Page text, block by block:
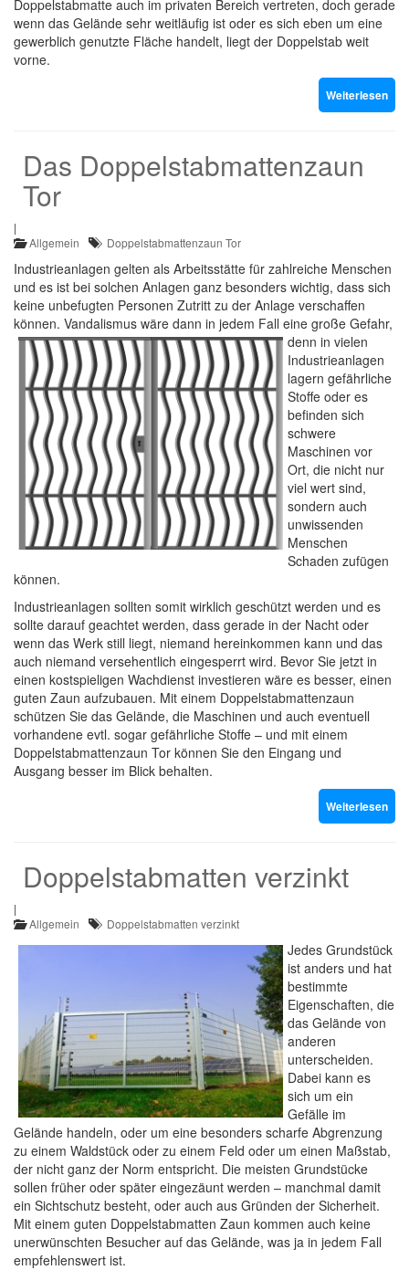
Doppelstabmatte auch im privaten Bereich vertreten, doch gerade
wenn das Gelände sehr weitläufig ist oder es sich eben um eine
gewerblich genutzte Fläche handelt, liegt der Doppelstab weit
vorne.
Weiterlesen
Das Doppelstabmattenzaun
Tor
|
Allgemein
Doppelstabmattenzaun Tor
Industrieanlagen gelten als Arbeitsstätte für zahlreiche Menschen
und es ist bei solchen Anlagen ganz besonders wichtig, dass sich
keine unbefugten Personen Zutritt zu der Anlage verschaffen
können. Vandalismus wäre dann in jedem Fall eine große Gefahr,
denn in vielen
Industrieanlagen
lagern gefährliche
Stoffe oder es
befinden sich
schwere
Maschinen vor
Ort, die nicht nur
viel wert sind,
sondern auch
unwissenden
Menschen
Schaden zufügen
können.
Industrieanlagen sollten somit wirklich geschützt werden und es
sollte darauf geachtet werden, dass gerade in der Nacht oder
wenn das Werk still liegt, niemand hereinkommen kann und das
auch niemand versehentlich eingesperrt wird. Bevor Sie jetzt in
einen kostspieligen Wachdienst investieren wäre es besser, einen
guten Zaun aufzubauen. Mit einem Doppelstabmattenzaun
schützen Sie das Gelände, die Maschinen und auch eventuell
vorhandene evtl. sogar gefährliche Stoffe – und mit einem
Doppelstabmattenzaun Tor können Sie den Eingang und
Ausgang besser im Blick behalten.
Weiterlesen
Doppelstabmatten verzinkt
|
Allgemein
Doppelstabmatten verzinkt
Jedes Grundstück
ist anders und hat
bestimmte
Eigenschaften, die
das Gelände von
anderen
unterscheiden.
Dabei kann es
sich um ein
Gefälle im
Gelände handeln, oder um eine besonders scharfe Abgrenzung
zu einem Waldstück oder zu einem Feld oder um einen Maßstab,
der nicht ganz der Norm entspricht. Die meisten Grundstücke
sollen früher oder später eingezäunt werden – manchmal damit
ein Sichtschutz besteht, oder auch aus Gründen der Sicherheit.
Mit einem guten Doppelstabmatten Zaun kommen auch keine
unerwünschten Besucher auf das Gelände, was ja in jedem Fall
empfehlenswert ist.